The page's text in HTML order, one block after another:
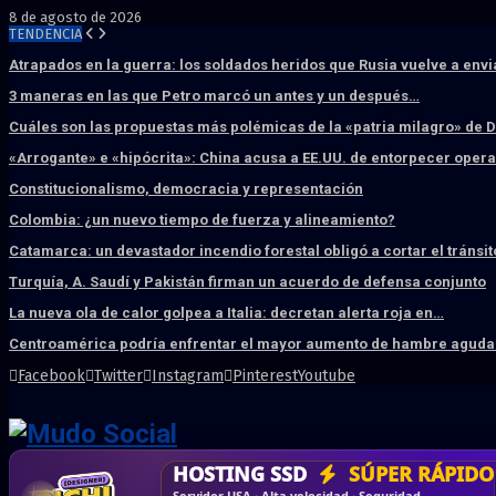
8 de agosto de 2026
TENDENCIA
Atrapados en la guerra: los soldados heridos que Rusia vuelve a
3 maneras en las que Petro marcó un antes y un después…
Cuáles son las propuestas más polémicas de la «patria milagro» de
«Arrogante» e «hipócrita»: China acusa a EE.UU. de entorpecer
Constitucionalismo, democracia y representación
Colombia: ¿un nuevo tiempo de fuerza y alineamiento?
Catamarca: un devastador incendio forestal obligó a cortar el
Turquía, A. Saudí y Pakistán firman un acuerdo de defensa conjunto
La nueva ola de calor golpea a Italia: decretan alerta roja en…
Centroamérica podría enfrentar el mayor aumento de hambre
Facebook Twitter Instagram PinterestYoutube
HOSTING SSD SÚPER RÁPIDO
DISEÑO WEB PROFESIONAL
CRM & DASHBOARD A MEDIDA
CORREO CORPORATIVO